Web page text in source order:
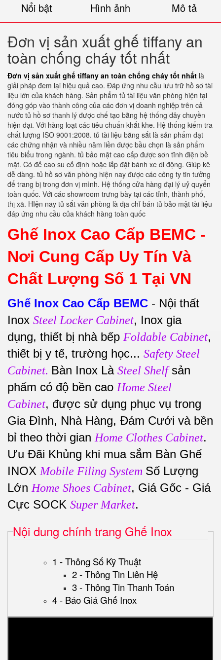
Nổi bật Hình ảnh Mô tả
Đơn vị sản xuất ghế tiffany an
toàn chống cháy tốt nhất
Đơn vị sản xuất ghế tiffany an toàn chống cháy tốt nhất là
giải pháp đem lại hiệu quả cao. Đáp ứng nhu cầu lưu trữ hồ sơ tài
liệu lớn của khách hàng. Sản phẩm tủ tài liệu văn phòng hiện tại
đóng góp vào thành công của các đơn vị doanh nghiệp trên cả
nước tủ hồ sơ thanh lý được chế tạo bằng hệ thống dây chuyền
hiện đại. Với hàng loạt các tiêu chuẩn khắt khe. Hệ thống kiểm tra
chất lượng ISO 9001:2008. tủ tài liệu bằng sắt là sản phẩm đạt
các chứng nhận và nhiều năm liền được bầu chọn là sản phẩm
tiêu biểu trong ngành. tủ bảo mật cao cấp được sơn tĩnh điện bề
mặt. Có đế cao su cố định hoặc lắp đặt bánh xe di động. Giúp kê
dễ dàng. tủ hồ sơ văn phòng hiện nay được các công ty tin tưởng
để trang bị trong đơn vị mình. Hệ thống cửa hàng đại lý uỷ quyển
toàn quốc. Với các showroom trưng bày tại các tỉnh, thành phố,
thị xã. HIện nay tủ sắt văn phòng là địa chỉ bán tủ bảo mật tài liệu
đáp ứng nhu cầu của khách hàng toàn quốc
Ghế Inox Cao Cấp BEMC -
Nơi Cung Cấp Uy Tín Và
Chất Lượng Số 1 Tại VN
Ghế Inox Cao Cấp BEMC - Nội thất
Inox Steel Locker Cabinet, Inox gia
dụng, thiết bị nhà bếp Foldable Cabinet,
thiết bị y tế, trường học... Safety Steel
Cabinet. Bàn Inox Là Steel Shelfsản
phẩm có độ bền cao Home Steel
Cabinet, được sử dụng phục vụ trong
Gia Đình, Nhà Hàng, Đám Cưới và bền
bỉ theo thời gian Home Clothes Cabinet.
Ưu Đãi Khủng khi mua sắm Bàn Ghế
INOX Mobile Filing System Số Lượng
Lớn Home Shoes Cabinet, Giá Gốc - Giá
Cực SOCK Super Market.
Nội dung chính trang Ghế Inox
1 - Thông Số Kỹ Thuật
2 - Thông Tin Liên Hệ
3 - Thông Tin Thanh Toán
4 - Báo Giá Ghế Inox